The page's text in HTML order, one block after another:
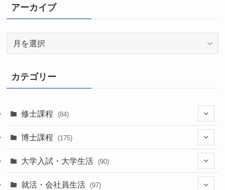
アーカイブ
イ
ブ
カテゴリー
修士課程 (84)
(7)
(39)
博士課程 (175)
(52)
(35)(60)
大学入試・大学生活 (90)
(43)
就活・会社員生活 (97)